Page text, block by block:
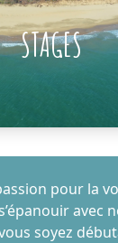
STAGES
pour la
avec
soyez